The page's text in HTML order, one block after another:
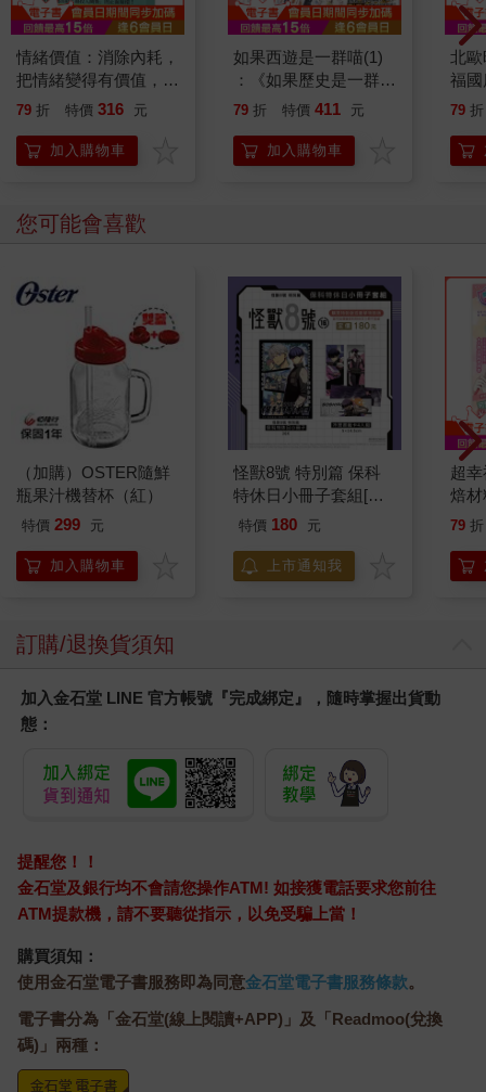
情緒價值：消除內耗，
把情緒變得有價值，跟
誰都能自在相處
79 折 特價 316 元
加入購物車
如果西遊是一群喵(1)
：《如果歷史是一群
喵》作者最新力作，附
79 折 特價 411 元
加入購物車
北
福
79 折
您可能會喜歡
（加購）OSTER隨鮮
瓶果汁機替杯（紅）
特價 299 元
加入購物車
怪獸8號 特別篇 保科
特休日小冊子套組[限
加購]
特價 180 元
上市通知我
超
焙
愛
79 折
訂購/退換貨須知
加入金石堂 LINE 官方帳號『完成綁定』，隨時掌握出貨動
態：
提醒您！！
金石堂及銀行均不會請您操作ATM! 如接獲電話要求您前往
ATM提款機，請不要聽從指示，以免受騙上當！
購買須知：
使用金石堂電子書服務即為同意金石堂電子書服務條款。
電子書分為「金石堂(線上閱讀+APP)」及「Readmoo(兌換
碼)」兩種：